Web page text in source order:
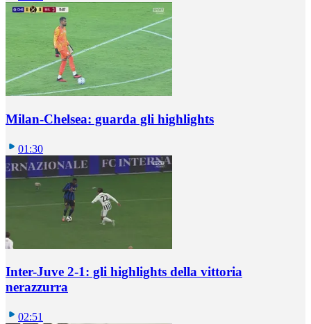
Milan-Chelsea: guarda gli highlights
01:30
Inter-Juve 2-1: gli highlights della vittoria
nerazzurra
02:51